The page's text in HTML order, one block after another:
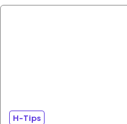
H-Tips